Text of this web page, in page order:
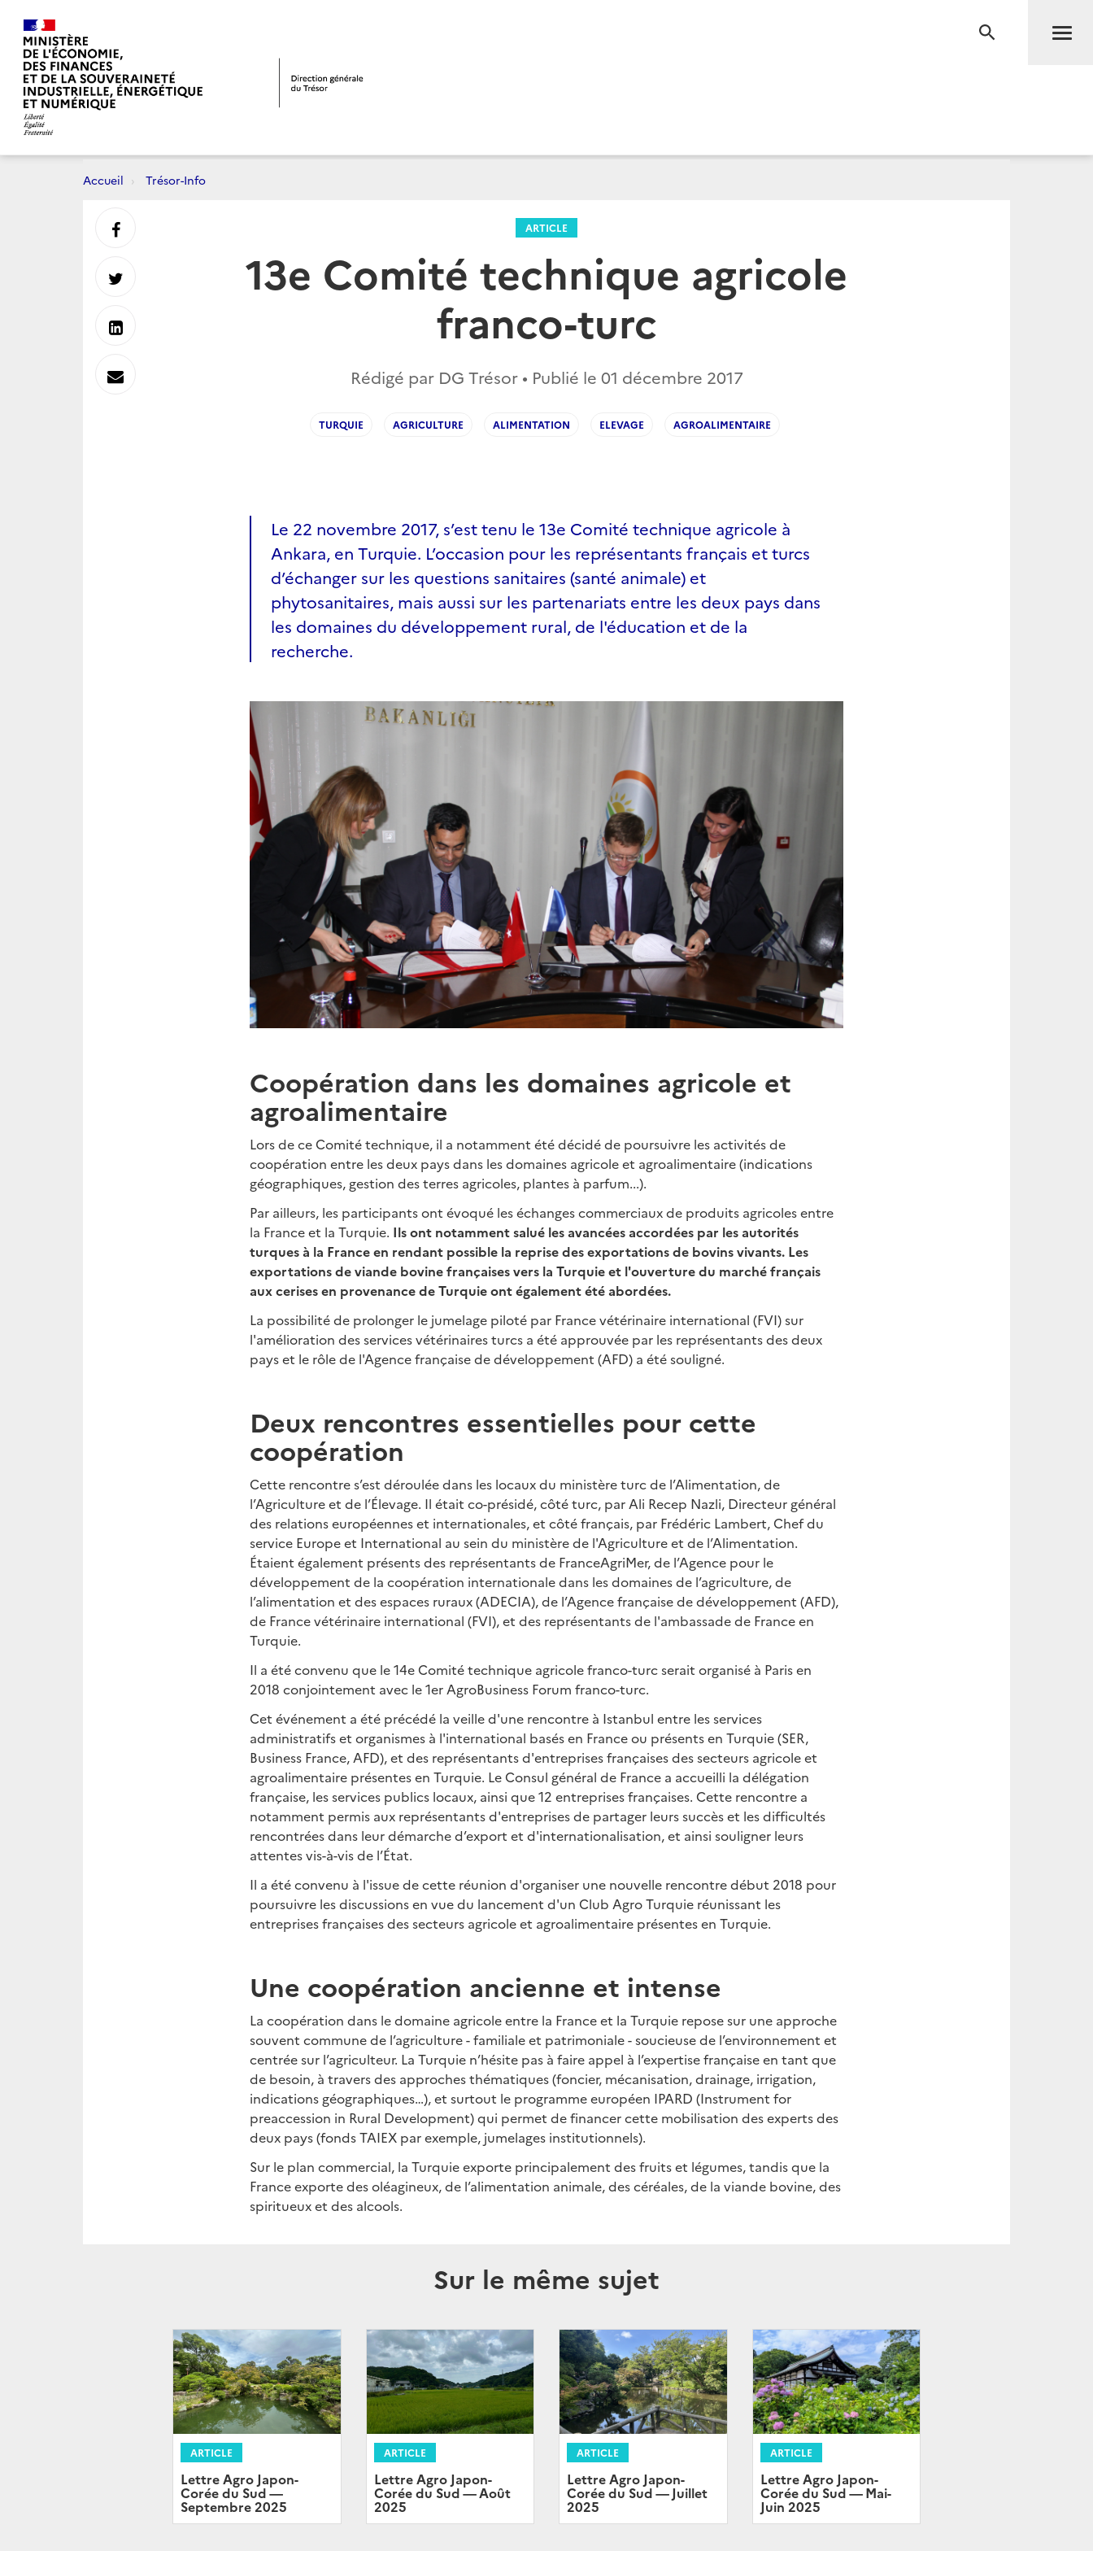
RECHERCHE
Accueil Trésor-Info
ARTICLE
13e Comité technique agricole
franco-turc
Rédigé par DG Trésor • Publié le 01 décembre 2017
TURQUIE AGRICULTURE ALIMENTATION ELEVAGE AGROALIMENTAIRE
Le 22 novembre 2017, s’est tenu le 13e Comité technique agricole à
Ankara, en Turquie. L’occasion pour les représentants français et turcs
d’échanger sur les questions sanitaires (santé animale) et
phytosanitaires, mais aussi sur les partenariats entre les deux pays dans
les domaines du développement rural, de l'éducation et de la
recherche.
Coopération dans les domaines agricole et
agroalimentaire
Lors de ce Comité technique, il a notamment été décidé de poursuivre les activités de
coopération entre les deux pays dans les domaines agricole et agroalimentaire (indications
géographiques, gestion des terres agricoles, plantes à parfum...).
Par ailleurs, les participants ont évoqué les échanges commerciaux de produits agricoles entre
la France et la Turquie. Ils ont notamment salué les avancées accordées par les autorités
turques à la France en rendant possible la reprise des exportations de bovins vivants. Les
exportations de viande bovine françaises vers la Turquie et l'ouverture du marché français
aux cerises en provenance de Turquie ont également été abordées.
La possibilité de prolonger le jumelage piloté par France vétérinaire international (FVI) sur
l'amélioration des services vétérinaires turcs a été approuvée par les représentants des deux
pays et le rôle de l'Agence française de développement (AFD) a été souligné.
Deux rencontres essentielles pour cette
coopération
Cette rencontre s’est déroulée dans les locaux du ministère turc de l’Alimentation, de
l’Agriculture et de l’Élevage. Il était co-présidé, côté turc, par Ali Recep Nazli, Directeur général
des relations européennes et internationales, et côté français, par Frédéric Lambert, Chef du
service Europe et International au sein du ministère de l'Agriculture et de l’Alimentation.
Étaient également présents des représentants de FranceAgriMer, de l’Agence pour le
développement de la coopération internationale dans les domaines de l’agriculture, de
l’alimentation et des espaces ruraux (ADECIA), de l’Agence française de développement (AFD),
de France vétérinaire international (FVI), et des représentants de l'ambassade de France en
Turquie.
Il a été convenu que le 14e Comité technique agricole franco-turc serait organisé à Paris en
2018 conjointement avec le 1er AgroBusiness Forum franco-turc.
Cet événement a été précédé la veille d'une rencontre à Istanbul entre les services
administratifs et organismes à l'international basés en France ou présents en Turquie (SER,
Business France, AFD), et des représentants d'entreprises françaises des secteurs agricole et
agroalimentaire présentes en Turquie. Le Consul général de France a accueilli la délégation
française, les services publics locaux, ainsi que 12 entreprises françaises. Cette rencontre a
notamment permis aux représentants d'entreprises de partager leurs succès et les difficultés
rencontrées dans leur démarche d’export et d'internationalisation, et ainsi souligner leurs
attentes vis-à-vis de l’État.
Il a été convenu à l'issue de cette réunion d'organiser une nouvelle rencontre début 2018 pour
poursuivre les discussions en vue du lancement d'un Club Agro Turquie réunissant les
entreprises françaises des secteurs agricole et agroalimentaire présentes en Turquie.
Une coopération ancienne et intense
La coopération dans le domaine agricole entre la France et la Turquie repose sur une approche
souvent commune de l’agriculture - familiale et patrimoniale - soucieuse de l’environnement et
centrée sur l’agriculteur. La Turquie n’hésite pas à faire appel à l’expertise française en tant que
de besoin, à travers des approches thématiques (foncier, mécanisation, drainage, irrigation,
indications géographiques…), et surtout le programme européen IPARD (Instrument for
preaccession in Rural Development) qui permet de financer cette mobilisation des experts des
deux pays (fonds TAIEX par exemple, jumelages institutionnels).
Sur le plan commercial, la Turquie exporte principalement des fruits et légumes, tandis que la
France exporte des oléagineux, de l’alimentation animale, des céréales, de la viande bovine, des
spiritueux et des alcools.
Sur le même sujet
ARTICLE
Lettre Agro Japon-
Corée du Sud —
Septembre 2025
ARTICLE
Lettre Agro Japon-
Corée du Sud — Août
2025
ARTICLE
Lettre Agro Japon-
Corée du Sud — Juillet
2025
ARTICLE
Lettre Agro Japon-
Corée du Sud — Mai-
Juin 2025
Partager
sur
Partager
sur
Partager
sur
Envoyer